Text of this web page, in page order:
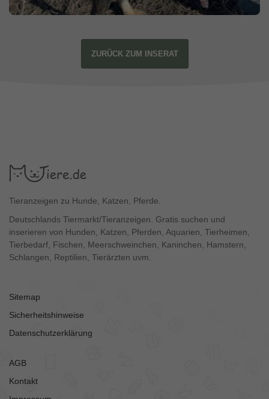
ZURÜCK ZUM INSERAT
Tieranzeigen zu Hunde, Katzen, Pferde.
Deutschlands Tiermarkt/Tieranzeigen. Gratis suchen und
inserieren von Hunden, Katzen, Pferden, Aquarien, Tierheimen,
Tierbedarf, Fischen, Meerschweinchen, Kaninchen, Hamstern,
Schlangen, Reptilien, Tierärzten uvm.
Sitemap
Sicherheitshinweise
Datenschutzerklärung
AGB
Kontakt